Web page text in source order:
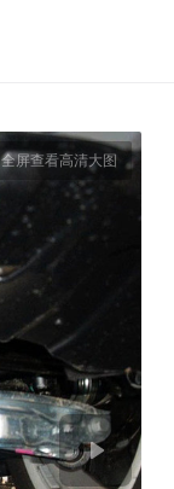
全屏查看高清大图